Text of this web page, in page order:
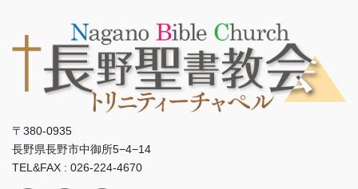
〒380-0935
長野県長野市中御所5−4−14
TEL&FAX : 026-224-4670